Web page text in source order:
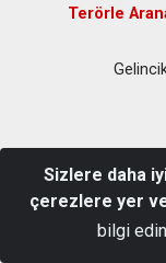
Terörle
Sizlere daha
çerezlere yer
bilgi